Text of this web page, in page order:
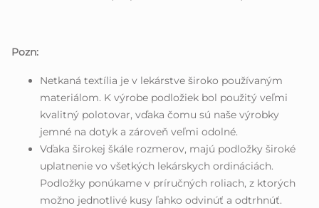
Pozn:
Netkaná textília je v lekárstve široko používaným
materiálom. K výrobe podložiek bol použitý veľmi
kvalitný polotovar, vďaka čomu sú naše výrobky
jemné na dotyk a zároveň veľmi odolné.
Vďaka širokej škále rozmerov, majú podložky široké
uplatnenie vo všetkých lekárskych ordináciách.
Podložky ponúkame v príručných roliach, z ktorých
možno jednotlivé kusy ľahko odvinúť a odtrhnúť.